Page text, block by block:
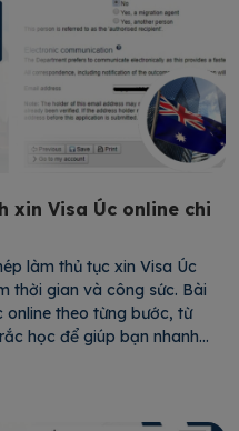
xin Visa Úc online chi
làm thủ tục xin Visa Úc
thời gian và công sức. Bài
online theo từng bước, từ
học để giúp bạn nhanh